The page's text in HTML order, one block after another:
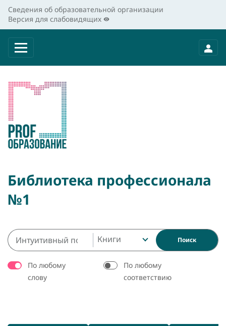
Сведения об образовательной организации
Версия для слабовидящих
Библиотека профессионала
№1
Книги Поиск
По любому
слову
По любому
соответствию